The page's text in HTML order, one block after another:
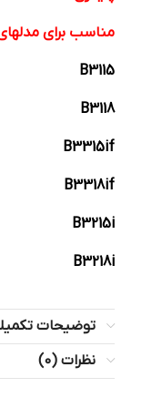
مناسب برای
B3115
B3118
B3315if
B3318if
B3215i
B3218i
توضیحات
نظرات (0)